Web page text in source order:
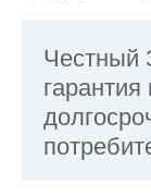
Честный